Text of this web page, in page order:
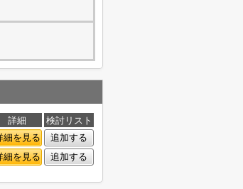
詳細
検討リスト
細を見る
追加する
細を見る 追加する